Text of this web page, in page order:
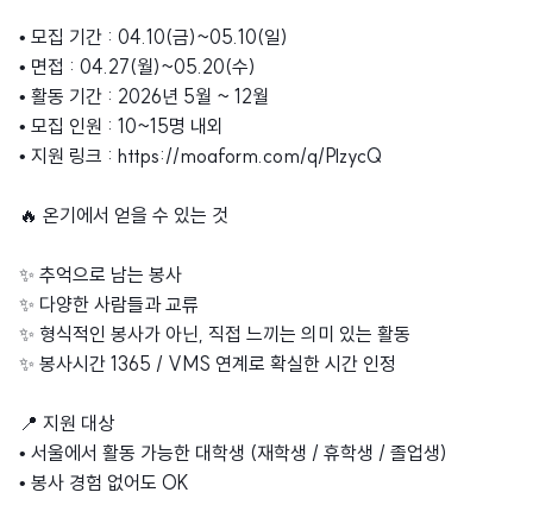
• 모집 기간 : 04.10(금)~05.10(일)
• 면접 : 04.27(월)~05.20(수)
• 활동 기간 : 2026년 5월 ~ 12월
• 모집 인원 : 10~15명 내외
• 지원 링크 : https://moaform.com/q/PlzycQ
🔥 온기에서 얻을 수 있는 것
✨ 추억으로 남는 봉사
✨ 다양한 사람들과 교류
✨ 형식적인 봉사가 아닌, 직접 느끼는 의미 있는 활동
✨ 봉사시간 1365 / VMS 연계로 확실한 시간 인정
📍 지원 대상
• 서울에서 활동 가능한 대학생 (재학생 / 휴학생 / 졸업생)
• 봉사 경험 없어도 OK